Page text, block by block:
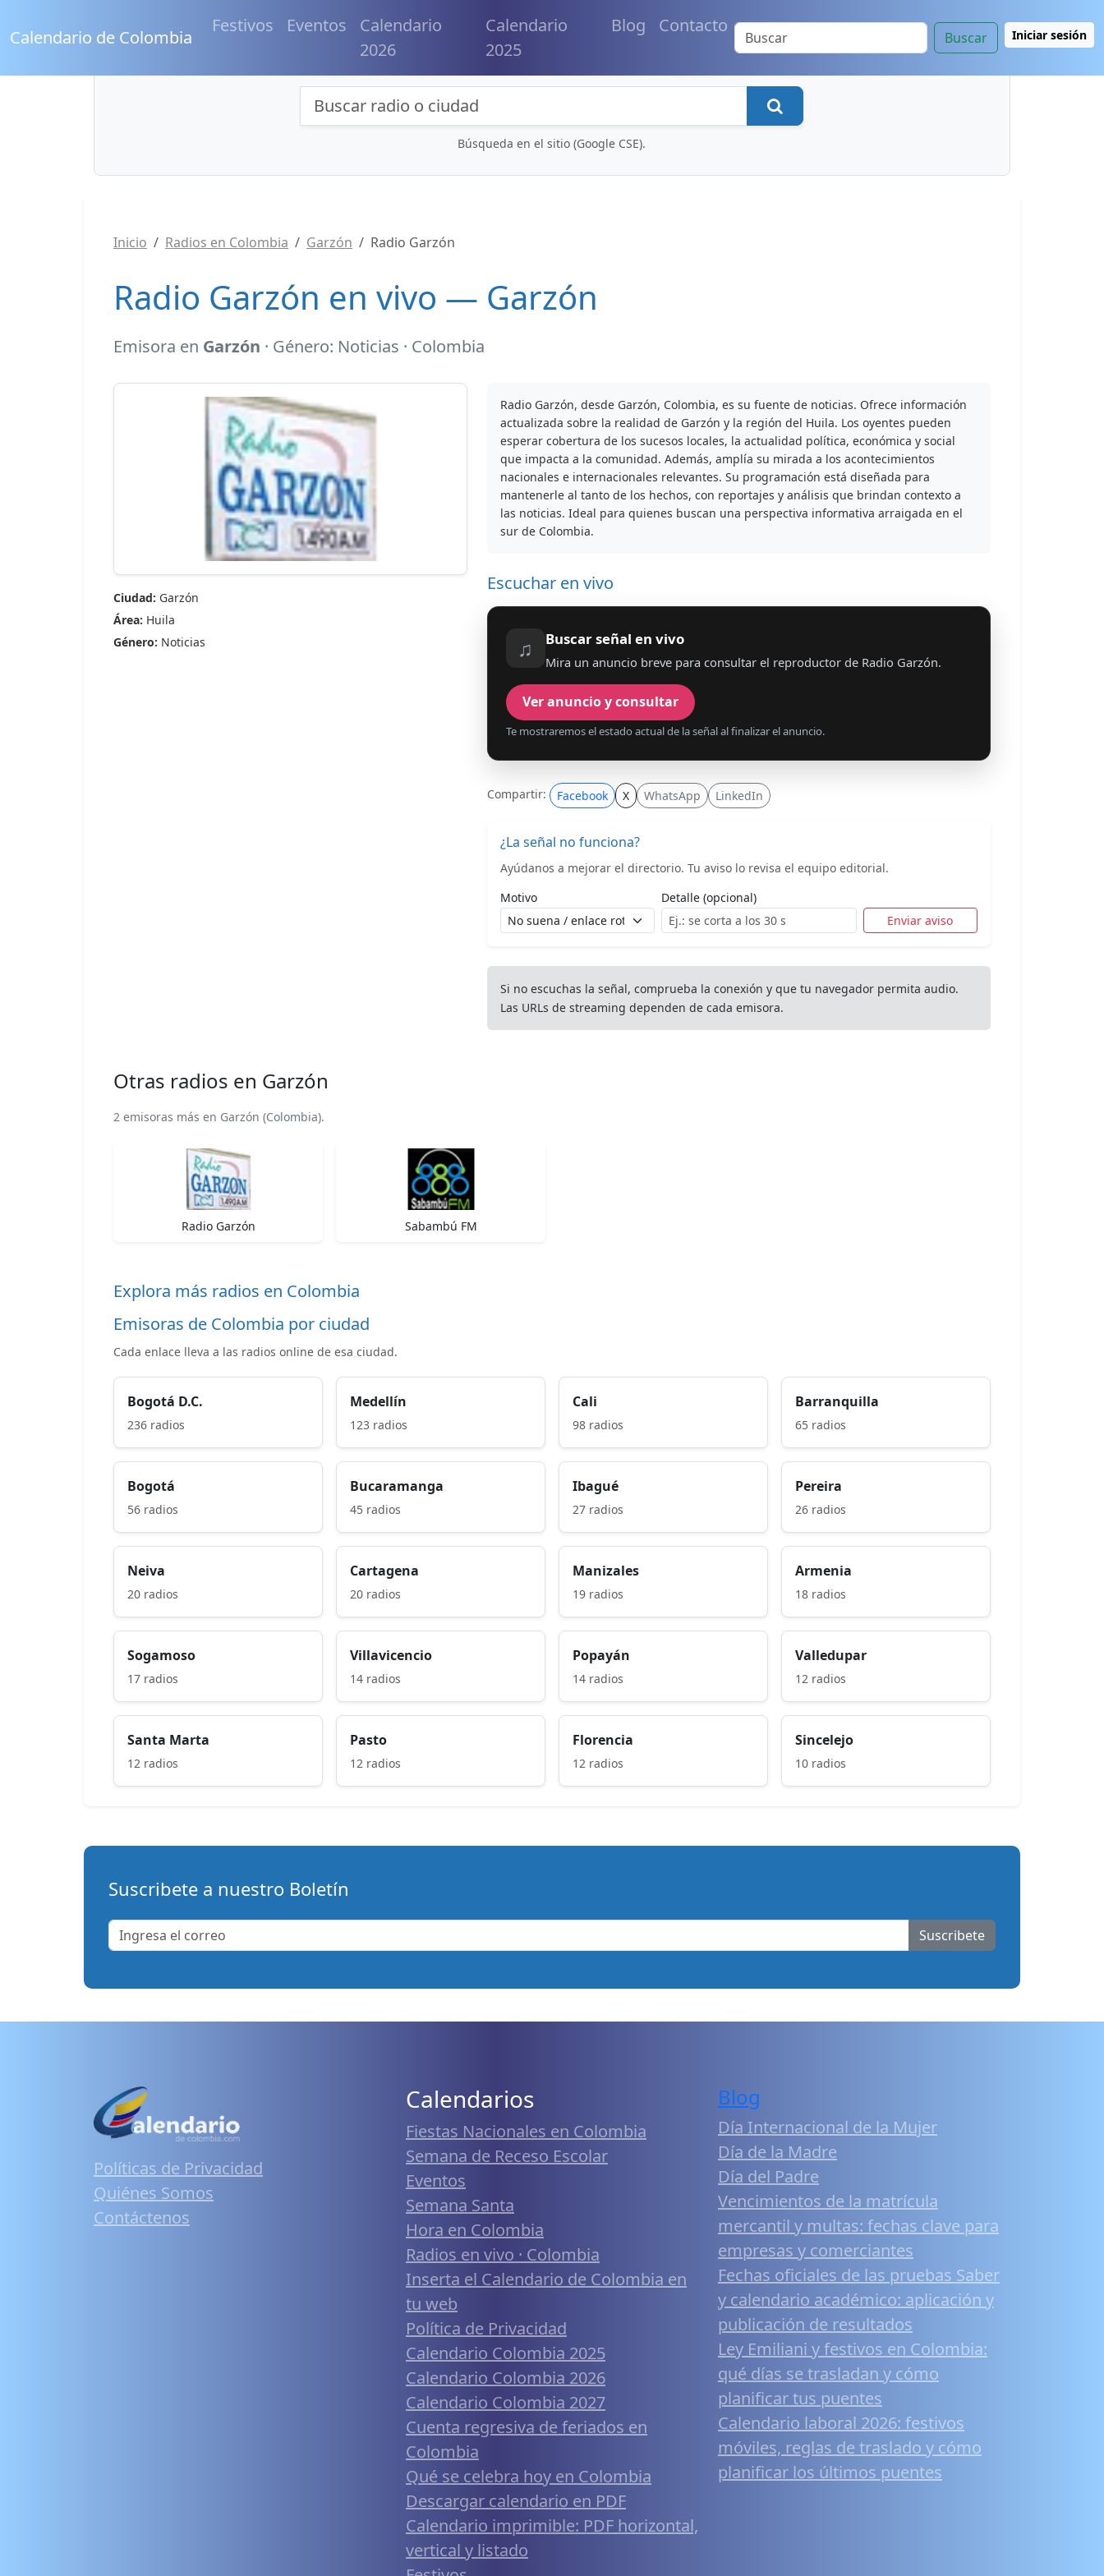
Calendario de Colombia
Festivos Eventos
Calendario
2026
Calendario
2025
Blog Contacto
Buscar Iniciar sesión
Búsqueda de radios y contenidos
Búsqueda en el sitio (Google CSE).
Inicio Radios en Colombia Garzón Radio Garzón
Radio Garzón en vivo — Garzón
Emisora en Garzón · Género: Noticias · Colombia
Ciudad: Garzón
Área: Huila
Género: Noticias
Radio Garzón, desde Garzón, Colombia, es su fuente de noticias. Ofrece información
actualizada sobre la realidad de Garzón y la región del Huila. Los oyentes pueden
esperar cobertura de los sucesos locales, la actualidad política, económica y social
que impacta a la comunidad. Además, amplía su mirada a los acontecimientos
nacionales e internacionales relevantes. Su programación está diseñada para
mantenerle al tanto de los hechos, con reportajes y análisis que brindan contexto a
las noticias. Ideal para quienes buscan una perspectiva informativa arraigada en el
sur de Colombia.
Escuchar en vivo
♫ Buscar señal en vivo
Mira un anuncio breve para consultar el reproductor de Radio Garzón.
Ver anuncio y consultar
Te mostraremos el estado actual de la señal al finalizar el anuncio.
Compartir: Facebook X WhatsApp LinkedIn
¿La señal no funciona?
Ayúdanos a mejorar el directorio. Tu aviso lo revisa el equipo editorial.
Motivo
Detalle (opcional)
Enviar aviso
Si no escuchas la señal, comprueba la conexión y que tu navegador permita audio.
Las URLs de streaming dependen de cada emisora.
Otras radios en Garzón
2 emisoras más en Garzón (Colombia).
Radio Garzón Sabambú FM
Explora más radios en Colombia
Emisoras de Colombia por ciudad
Cada enlace lleva a las radios online de esa ciudad.
Bogotá D.C.
236 radios
Medellín
123 radios
Cali
98 radios
Barranquilla
65 radios
Bogotá
56 radios
Bucaramanga
45 radios
Ibagué
27 radios
Pereira
26 radios
Neiva
20 radios
Cartagena
20 radios
Manizales
19 radios
Armenia
18 radios
Sogamoso
17 radios
Villavicencio
14 radios
Popayán
14 radios
Valledupar
12 radios
Santa Marta
12 radios
Pasto
12 radios
Florencia
12 radios
Sincelejo
10 radios
Suscribete a nuestro Boletín
Suscribete
Políticas de Privacidad
Quiénes Somos
Contáctenos
Calendarios
Fiestas Nacionales en Colombia
Semana de Receso Escolar
Eventos
Semana Santa
Hora en Colombia
Radios en vivo · Colombia
Inserta el Calendario de Colombia en
tu web
Política de Privacidad
Calendario Colombia 2025
Calendario Colombia 2026
Calendario Colombia 2027
Cuenta regresiva de feriados en
Colombia
Qué se celebra hoy en Colombia
Descargar calendario en PDF
Calendario imprimible: PDF horizontal,
vertical y listado
Blog
Día Internacional de la Mujer
Día de la Madre
Día del Padre
Vencimientos de la matrícula
mercantil y multas: fechas clave para
empresas y comerciantes
Fechas oficiales de las pruebas Saber
y calendario académico: aplicación y
publicación de resultados
Ley Emiliani y festivos en Colombia:
qué días se trasladan y cómo
planificar tus puentes
Calendario laboral 2026: festivos
móviles, reglas de traslado y cómo
planificar los últimos puentes